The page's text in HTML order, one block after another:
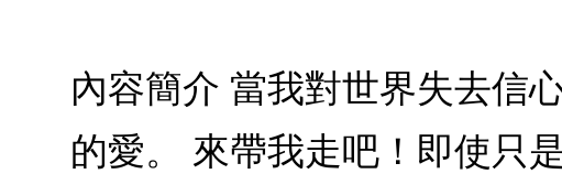
內容簡介 當我對世界失去信
的愛。 來帶我走吧！即使只